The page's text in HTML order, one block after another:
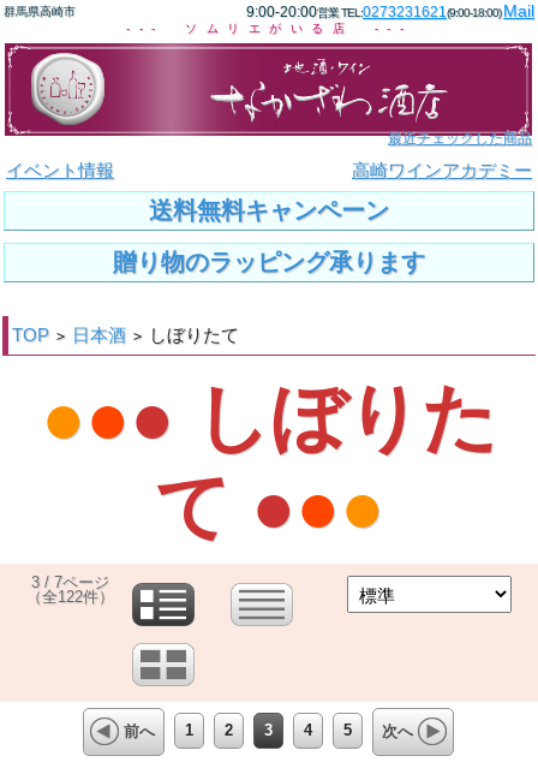
群馬県高崎市 9:00-20:00営業 TEL:0273231621(9:00-18:00)Mail
--- ソムリエがいる店 ---
最近チェックした商品
イベント情報 高崎ワインアカデミー
送料無料キャンペーン
贈り物のラッピング承ります
TOP > 日本酒 > しぼりたて
●●● しぼりた
て ●●●
3 / 7ページ
（全122件）
前へ 1 2 3 4 5 次へ